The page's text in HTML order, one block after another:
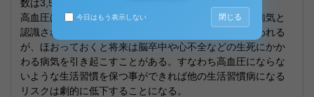
数は3,500万人ほどである。
高血圧は血圧が高い以外は自覚症状がないために特別病気と
認識されること無く症状が進でしまうことが多いと思われる
が、ほおっておくと将来は脳卒中や心不全などの生死にかか
わる病気を引き起こすことがある。すなわち高血圧にならな
いような生活習慣を保つ事ができれば他の生活習慣病になる
リスクは劇的に低下することになる。
今日はもう表示しない 閉じる